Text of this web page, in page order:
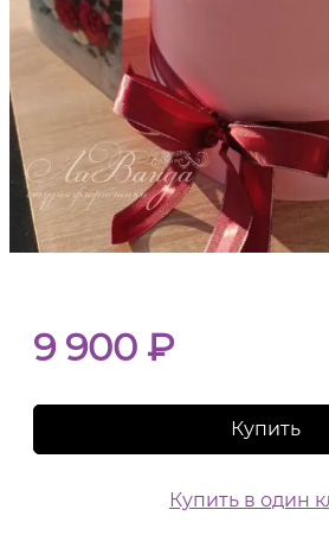
9 900 ₽
Купить
Купить в один